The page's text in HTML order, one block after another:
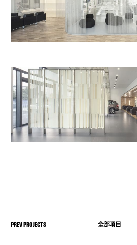
PREV PROJECTS 全部项目